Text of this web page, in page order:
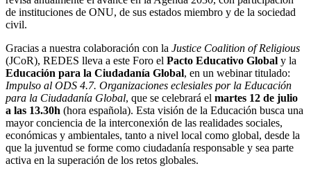
de instituciones de ONU, de sus estados miembro y de la sociedad
civil.
Gracias a nuestra colaboración con la Justice Coalition of Religious
(JCoR), REDES lleva a este Foro el Pacto Educativo Global y la
Educación para la Ciudadanía Global, en un webinar titulado:
Impulso al ODS 4.7. Organizaciones eclesiales por la Educación
para la Ciudadanía Global, que se celebrará el martes 12 de julio
a las 13.30h (hora española). Esta visión de la Educación busca una
mayor conciencia de la interconexión de las realidades sociales,
económicas y ambientales, tanto a nivel local como global, desde la
que la juventud se forme como ciudadanía responsable y sea parte
activa en la superación de los retos globales.